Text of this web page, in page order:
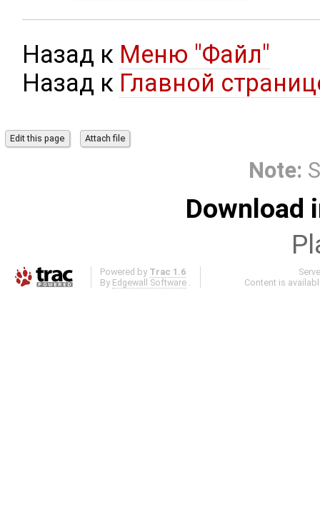
Назад к Меню "Файл"
Назад к Главной
Note:
Download
Powered by Trac 1.6
By Edgewall Software
Content is